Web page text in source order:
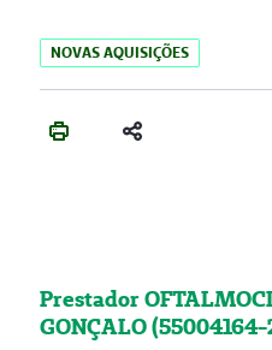
NOVAS AQUISIÇÕES
Prestador
GONÇALO (55004164-